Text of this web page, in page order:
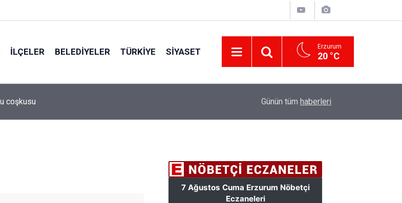
İLÇELER BELEDIYELER TÜRKIYE SIYASET Erzurum
20 °C
Erzurum’da gıda ve yem işletmelerine sıkı
Günün tüm haberleri